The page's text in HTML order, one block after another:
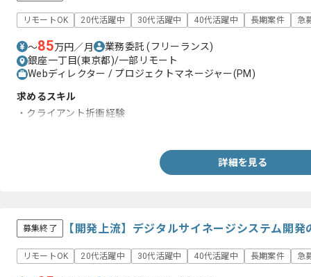
リモートOK 20代活躍中 30代活躍中 40代活躍中 長期案件 急
〜85万円／月 業務委託(フリーランス)
銀座一丁目(東京都)/一部リモート
Webディレクター / プロジェクトマネージャー(PM)
求めるスキル
・クライアント折衝経験
詳細を見る
募集終了 【開発上流】デジタルサイネージシステム開
リモートOK 20代活躍中 30代活躍中 40代活躍中 長期案件 急